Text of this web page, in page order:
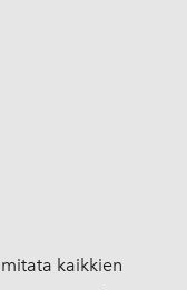
kaikkien